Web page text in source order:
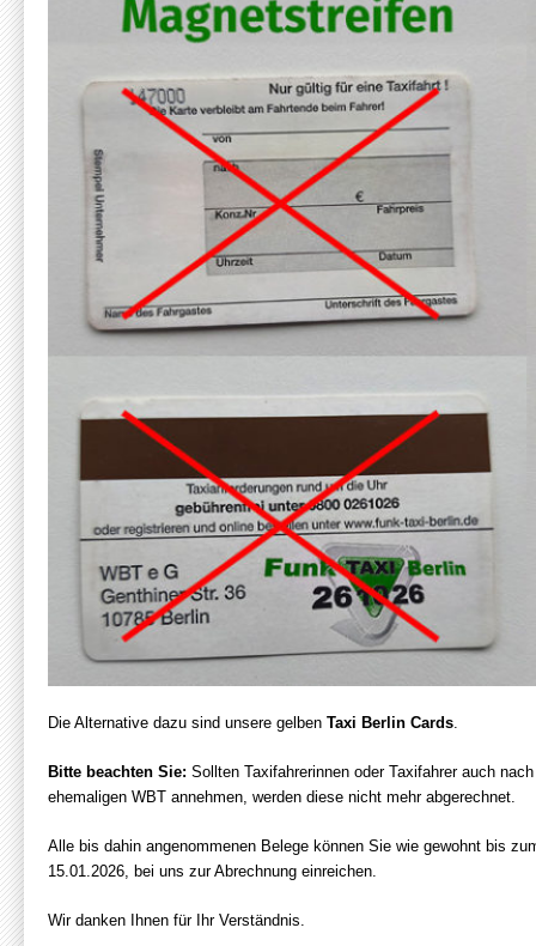
Die Alternative dazu sind unsere gelben Taxi Berlin Cards.
Bitte beachten Sie: Sollten Taxifahrerinnen oder Taxifahrer auch
ehemaligen WBT annehmen, werden diese nicht mehr abgerechnet.
Alle bis dahin angenommenen Belege können Sie wie gewohnt bis
15.01.2026, bei uns zur Abrechnung einreichen.
Wir danken Ihnen für Ihr Verständnis.